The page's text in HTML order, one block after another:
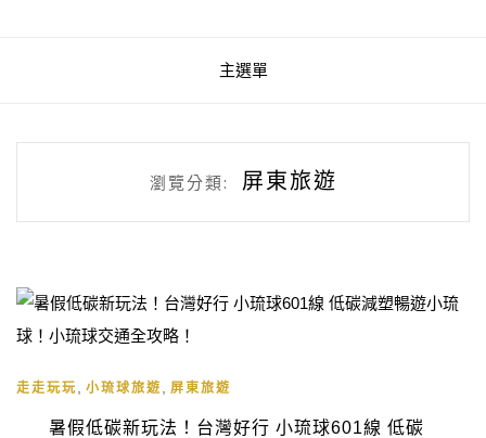
主選單
瀏覽分類: 屏東旅遊
走走玩玩 小琉球旅遊 屏東旅遊
暑假低碳新玩法！台灣好行 小琉球601線 低碳